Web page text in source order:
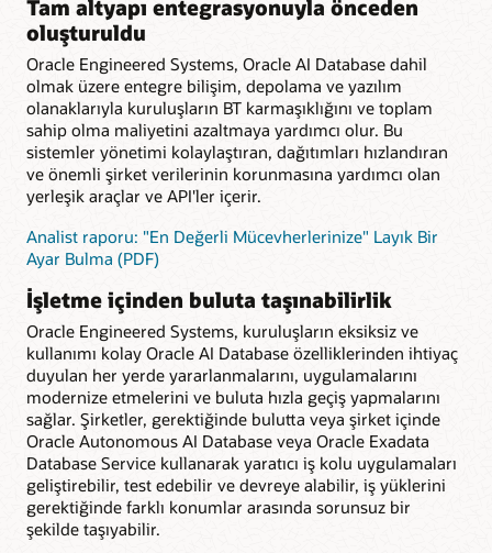
Tam altyapı entegrasyonuyla önceden
oluşturuldu
Oracle Engineered Systems, Oracle AI Database dahil
olmak üzere entegre bilişim, depolama ve yazılım
olanaklarıyla kuruluşların BT karmaşıklığını ve toplam
sahip olma maliyetini azaltmaya yardımcı olur. Bu
sistemler yönetimi kolaylaştıran, dağıtımları hızlandıran
ve önemli şirket verilerinin korunmasına yardımcı olan
yerleşik araçlar ve API'ler içerir.
Analist raporu: "En Değerli Mücevherlerinize" Layık Bir
Ayar Bulma (PDF)
İşletme içinden buluta taşınabilirlik
Oracle Engineered Systems, kuruluşların eksiksiz ve
kullanımı kolay Oracle AI Database özelliklerinden ihtiyaç
duyulan her yerde yararlanmalarını, uygulamalarını
modernize etmelerini ve buluta hızla geçiş yapmalarını
sağlar. Şirketler, gerektiğinde bulutta veya şirket içinde
Oracle Autonomous AI Database veya Oracle Exadata
Database Service kullanarak yaratıcı iş kolu uygulamaları
geliştirebilir, test edebilir ve devreye alabilir, iş yüklerini
gerektiğinde farklı konumlar arasında sorunsuz bir
şekilde taşıyabilir.